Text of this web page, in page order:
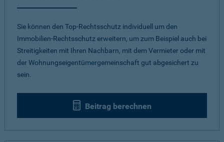
Sie können den Top-Rechtsschutz individuell um den
Immobilien-Rechtsschutz erweitern, um zum Beispiel auch bei
Streitigkeiten mit Ihren Nachbarn, mit dem Vermieter oder mit
der Wohnungseigentümergemeinschaft gut abgesichert zu
sein.
Beitrag berechnen